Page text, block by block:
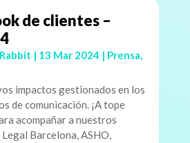
de clientes –
| 13 Mar 2024 | Prensa,
impactos gestionados en los
de comunicación. ¡A tope
acompañar a nuestros
Barcelona, ASHO,